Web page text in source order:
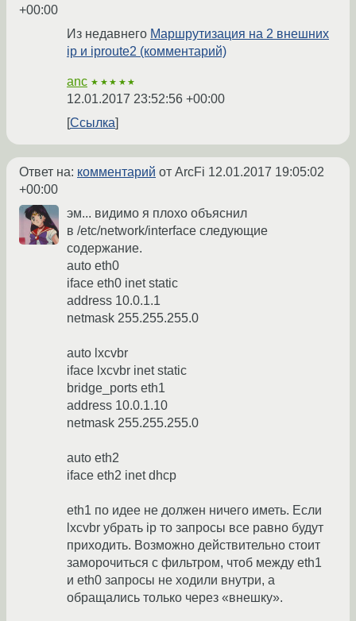
+00:00
Из недавнего Маршрутизация на 2 внешних
ip и iproute2 (комментарий)
anc ★★★★★
12.01.2017 23:52:56 +00:00
Ссылка
Ответ на: комментарий от ArcFi 12.01.2017 19:05:02
+00:00
эм... видимо я плохо объяснил
в /etc/network/interface следующие
содержание.
auto eth0
iface eth0 inet static
address 10.0.1.1
netmask 255.255.255.0
auto lxcvbr
iface lxcvbr inet static
bridge_ports eth1
address 10.0.1.10
netmask 255.255.255.0
auto eth2
iface eth2 inet dhcp
eth1 по идее не должен ничего иметь. Если
lxcvbr убрать ip то запросы все равно будут
приходить. Возможно действительно стоит
заморочиться с фильтром, чтоб между eth1
и eth0 запросы не ходили внутри, а
обращались только через «внешку».